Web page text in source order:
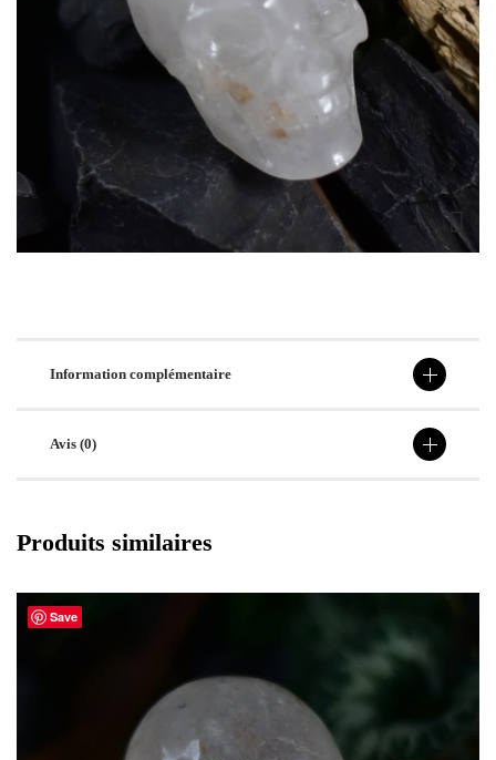
Information complémentaire
Avis (0)
Produits similaires
Save